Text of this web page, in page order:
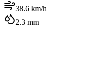
38.6 km/h
2.3 mm